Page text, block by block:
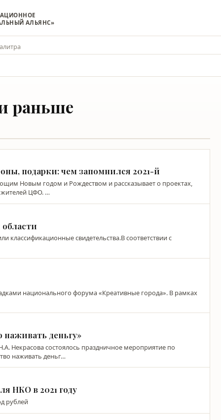
АЛЬЯНС»
раньше
подарки: чем запомнился 2021-й
Новым годом и Рождеством и рассказывает о проектах,
жителей ЦФО. …
классификационные свидетельства.В соответствии с
национального форума «Креативные города». В рамках
наживать деньгу»
Некрасова состоялось праздничное мероприятие по
наживать деньг…
НКО в 2021 году
рублей